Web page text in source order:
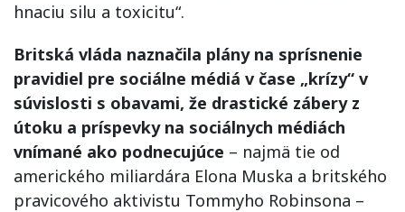
hnaciu silu a toxicitu“.
Britská vláda naznačila plány na sprísnenie
pravidiel pre sociálne médiá v čase „krízy“ v
súvislosti s obavami, že drastické zábery z
útoku a príspevky na sociálnych médiách
vnímané ako podnecujúce – najmä tie od
amerického miliardára Elona Muska a britského
pravicového aktivistu Tommyho Robinsona –